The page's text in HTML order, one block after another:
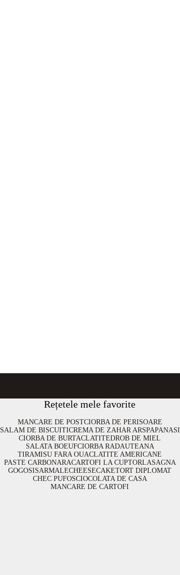
Rețetele mele favorite
MANCARE DE POSTCIORBA DE PERISOARE
SALAM DE BISCUITICREMA DE ZAHAR ARSPAPANASI
CIORBA DE BURTACLATITEDROB DE MIEL
SALATA BOEUFCIORBA RADAUTEANA
TIRAMISU FARA OUACLATITE AMERICANE
PASTE CARBONARACARTOFI LA CUPTORLASAGNA
GOGOSISARMALECHEESECAKETORT DIPLOMAT
CHEC PUFOSCIOCOLATA DE CASA
MANCARE DE CARTOFI